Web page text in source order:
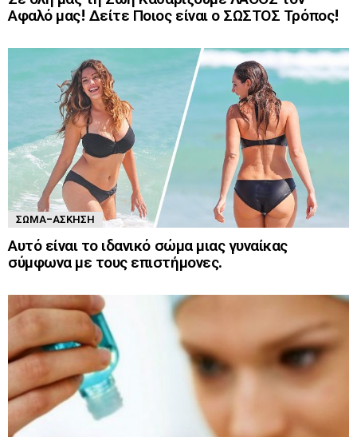
Αφαλό μας! Δείτε Ποιος είναι ο ΣΩΣΤΟΣ Τρόπος!
ΣΏΜΑ-ΆΣΚΗΣΗ
Αυτό είναι το ιδανικό σώμα μιας γυναίκας
σύμφωνα με τους επιστήμονες.